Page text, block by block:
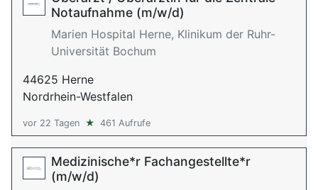
Notaufnahme (m/w/d)
Marien Hospital Herne, Klinikum der Ruhr-
Universität Bochum
44625 Herne
Nordrhein-Westfalen
vor 22 Tagen ★ 461 Aufrufe
Medizinische*r Fachangestellte*r
(m/w/d)